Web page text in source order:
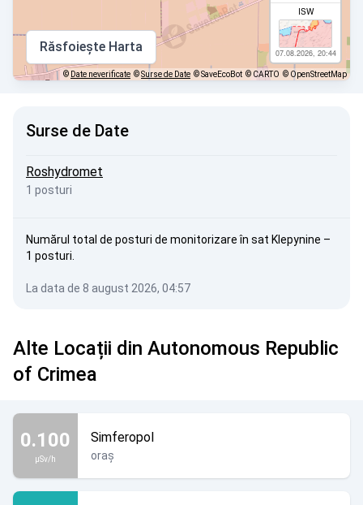
ISW
07.08.2026, 20:44
Răsfoiește Harta
© Date neverificate ©Surse de Date © SaveEcoBot © CARTO © OpenStreetMap
Surse de Date
Roshydromet
1 posturi
Numărul total de posturi de monitorizare în sat Klepynine –
1 posturi.
La data de 8 august 2026, 04:57
Alte Locații din Autonomous Republic
of Crimea
0.100
µSv/h
Simferopol
oraș